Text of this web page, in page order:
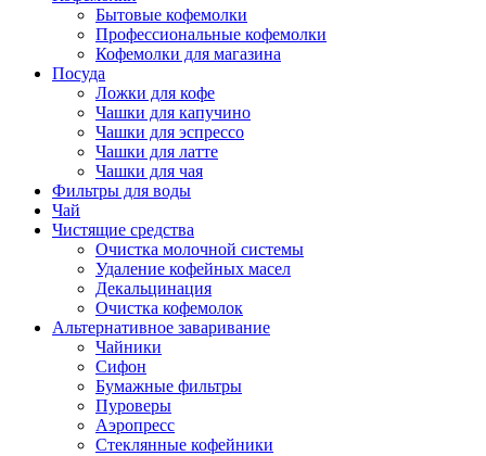
Бытовые кофемолки
Профессиональные кофемолки
Кофемолки для магазина
Посуда
Ложки для кофе
Чашки для капучино
Чашки для эспрессо
Чашки для латте
Чашки для чая
Фильтры для воды
Чай
Чистящие средства
Очистка молочной системы
Удаление кофейных масел
Декальцинация
Очистка кофемолок
Альтернативное заваривание
Чайники
Сифон
Бумажные фильтры
Пуроверы
Аэропресс
Стеклянные кофейники